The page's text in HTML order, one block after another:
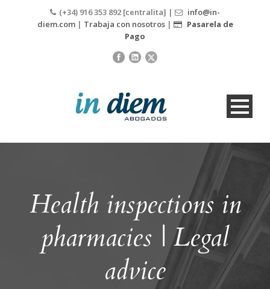
(+34) 916 353 892 [centralita] |
info@in-
diem.com| Trabaja con nosotros|
Pasarela de
Pago
Health inspections in
pharmacies | Legal
advice